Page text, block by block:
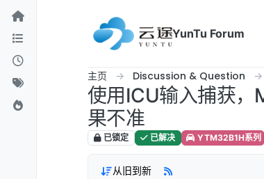
跳转至内容
YunTu Forum
主页 Discussion & Question
使用ICU输入捕获，
果不准
已锁定 已解决 YTM32B1H系列
从旧到新